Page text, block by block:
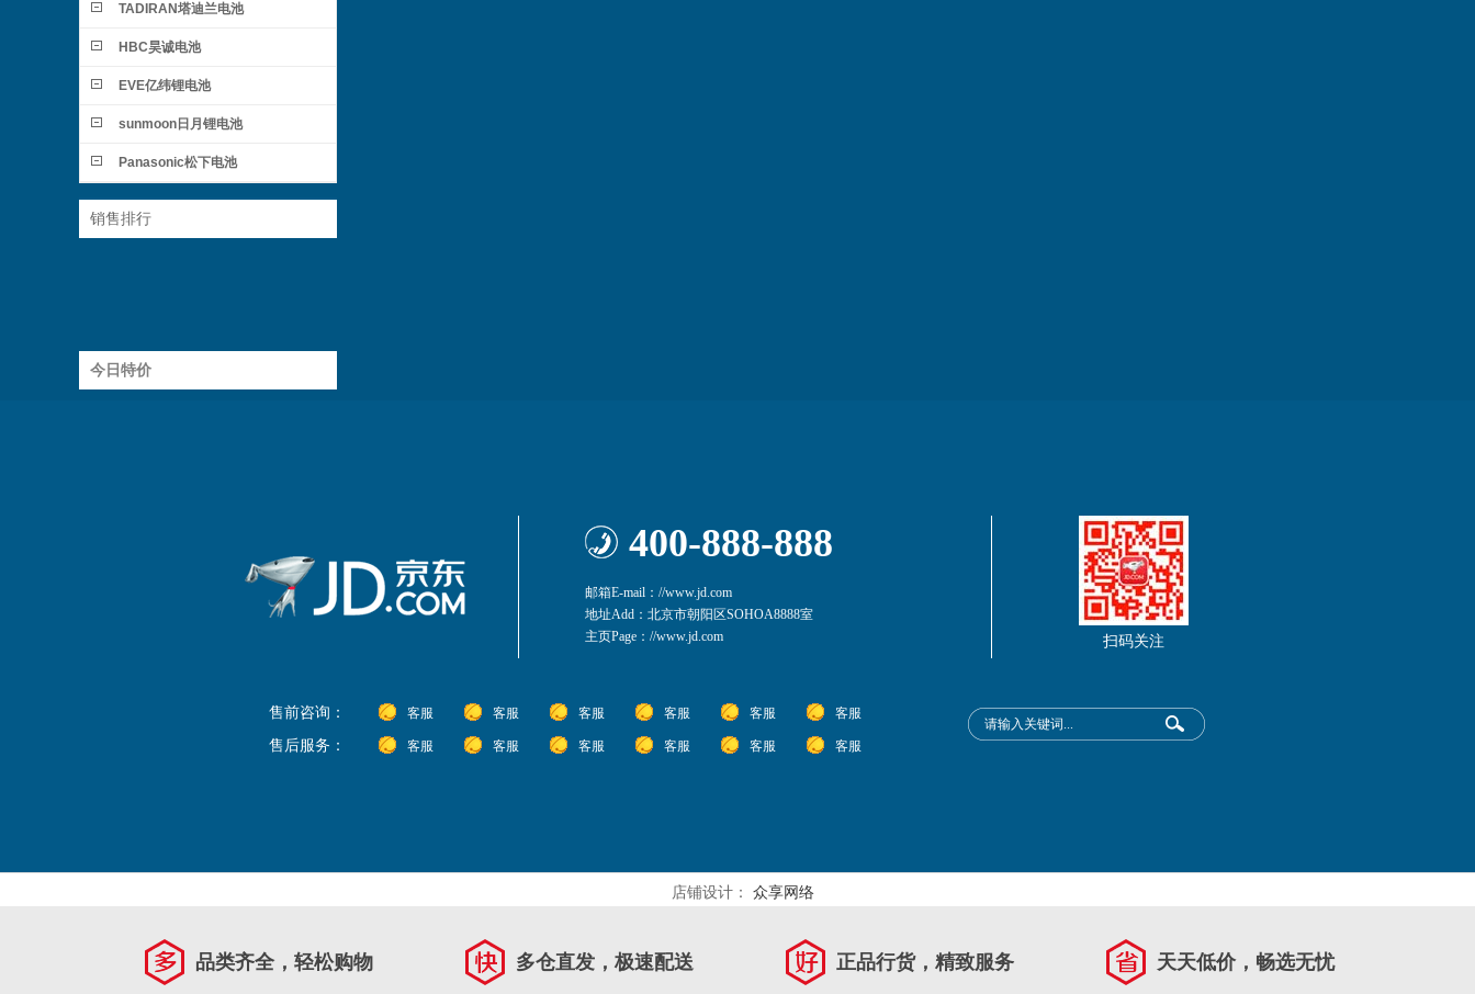
TADIRAN塔迪兰电池
HBC昊诚电池
EVE亿纬锂电池
sunmoon日月锂电池
Panasonic松下电池
销售排行
今日特价
400-888-888
邮箱E-mail：//www.jd.com
地址Add：北京市朝阳区SOHOA8888室
主页Page：//www.jd.com
扫码关注
售前咨询： 客服 客服 客服 客服 客服 客服
售后服务： 客服 客服 客服 客服 客服 客服
店铺设计： 众享网络
品类齐全，轻松购物 多仓直发，极速配送 正品行货，精致服务 天天低价，畅选无忧